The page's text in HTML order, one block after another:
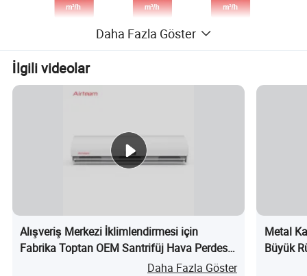
Daha Fazla Göster
İlgili videolar
Alışveriş Merkezi İklimlendirmesi için
Fabrika Toptan OEM Santrifüj Hava Perdesi
Daha Fazla Göster
Metal
Büyük